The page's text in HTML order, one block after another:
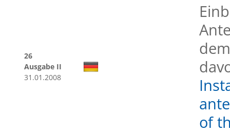
26
Ausgabe II
31.01.2008
of